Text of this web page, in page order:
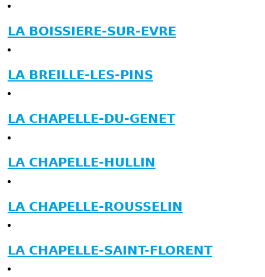
LA BOISSIERE-SUR-EVRE
LA BREILLE-LES-PINS
LA CHAPELLE-DU-GENET
LA CHAPELLE-HULLIN
LA CHAPELLE-ROUSSELIN
LA CHAPELLE-SAINT-FLORENT